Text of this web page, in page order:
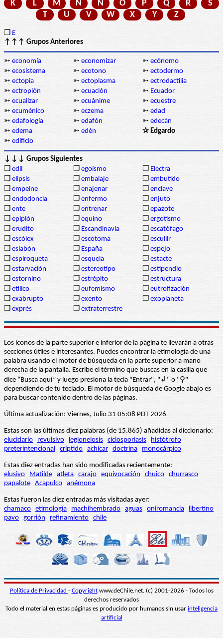
K
L M N Ñ O P Q R
S
T
U V W X Y Z
❒ E
↑↑↑ Grupos Anteriores
➳ economía ➳ economizar ➳ ecónomo
➳ ecosistema ➳ ecotono ➳ ectodermo
➳ ectopia ➳ ectoplasma ➳ ectrodactilia
➳ ectropión ➳ ecuación ➳ Ecuador
➳ ecualizar ➳ ecuánime ➳ ecuestre
➳ ecuménico ➳ eczema ➳ edad
➳ edafología ➳ edafón ➳ edecán
➳ edema ➳ edén
✰ Edgardo
➳ edificio
↓↓↓ Grupos Siguientes
❒ edil ❒ egoísmo ❒ Electra
❒ elipsis ❒ embalaje ❒ embutido
❒ empeine ❒ enajenar ❒ enclave
❒ endodoncia ❒ enfermo ❒ enjuto
❒ ente ❒ entrenar ❒ epazote
❒ epiplón ❒ equino ❒ ergotismo
❒ erudito ❒ Escandinavia ❒ escatófago
❒ escólex ❒ escotoma ❒ escullir
❒ eslabón ❒ España ❒ espejo
❒ espiroqueta ❒ esquela ❒ estacte
❒ estarvación ❒ estereotipo ❒ estipendio
❒ estornino ❒ estrépito ❒ estructura
❒ etílico ❒ eufemismo ❒ eutrofización
❒ exabrupto ❒ exento ❒ exoplaneta
❒ exprés ❒ extraterrestre
Los iconos de la parte superior e inferior de la página te llevarán a otras
secciones útiles e interesantes. Puedes encontrar la etimología de una
palabra usando el motor de búsqueda en la parte superior a mano
derecha de la pantalla. Escribe el término que buscas en la casilla que
dice “Busca aquí” y luego presiona la tecla "Entrar", "↲" o "⚲"
dependiendo de tu teclado. El motor de búsqueda de Google abajo es
para buscar contenido dentro de las páginas.
Última actualización: Viernes, Julio 31 05:08 PDT 2026
Estas son las últimas diez palabras (de 15.865) añadidas al diccionario:
elucidario
revulsivo legionelosis ciclosporiasis
histótrofo
preterintencional críptido achicar doctrina monocárpico
Estas diez entradas han sido modificadas recientemente:
elusivo
Matilde atleta carajo equivocación chuico churrasco
papalote Acapulco anémona
Estas fueron las diez entradas más visitadas ayer:
chamaco etimología machihembrado aguas oniromancia
libertino
pavo gorrión refinamiento chile
Política de Privacidad - Copyrightwww.deChile.net. (c) 2001-2026 - Todos los
derechos reservados
Todo el material en estas páginas es producido por humanos sin usar inteligencia
artificial